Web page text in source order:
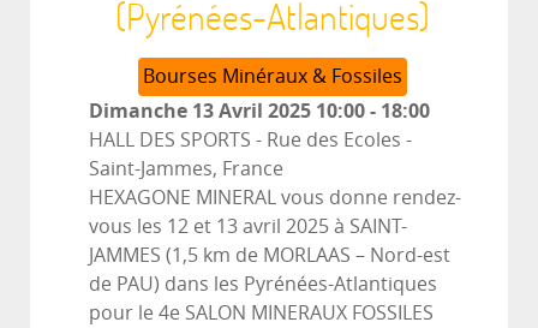
(Pyrénées-Atlantiques)
Bourses Minéraux & Fossiles
Dimanche 13 Avril 2025 10:00- 18:00
HALL DES SPORTS - Rue des Ecoles -
Saint-Jammes, France
HEXAGONE MINERAL vous donne rendez-
vous les 12 et 13 avril 2025 à SAINT-
JAMMES (1,5 km de MORLAAS – Nord-est
de PAU) dans les Pyrénées-Atlantiques
pour le 4e SALON MINERAUX FOSSILES